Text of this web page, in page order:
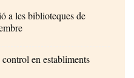
a les biblioteques de
en establiments